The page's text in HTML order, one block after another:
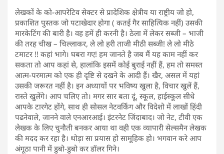
लेखकों के को-आपरेटिव सेक्टर से प्रादेशिक क्षेत्रीय या राष्ट्रीय जो हो,
प्रकाशित पुस्तक जो पटाखेदार होगा ( कतई गैर साहित्यिक नहीं) उसकी
मारकेटिंग की बारी है। वह हमें ही करनी है। ठेला में लेकर सब्जी – भाजी
की तरह चीख – चिल्लाकर, ले लो हरी ताजी मीठी सब्जी! ले लो मीठे
टमाटर !! कहां भागे। घबरा गए! हम जानते है जब मैं यह काम नहीं कर
सकता तो आप कहां से, हालांकि इसमें कोई बुराई नहीं हैं, हम तो समस्त
आत्म-परमात्म को एक ही दृष्टि से दखने के आदी हैं। खैर, असल में यहां
उसकी जरूरत नहीं है। इन अध्यायों पर भविष्य खुला है, विचार खुलें हैं,
रास्ते खुलेंगे। आप चलिए तो। मगर सार बता दूं, स्कूल, हाईस्कूल सीधे
आपके टारगेट होंगे, साथ ही सोसल नेटवर्किग और विदेशो में लाखों हिंदी
पढनेवाले, जानने वाले एनआरआई। इंटरनेट जिंदाबाद। जो नेट, टीवी एक
लेखक के लिए चुनौती बनकर आया था वही एक व्यापारी सेल्समैन लेखक
की मदद कर रहा है। थोड़ा सा प्रयास हो सामूहिक हो। भगवान करे आप
अंगूठा पानी में डुबो-डुबो कर डॉलर गिने।